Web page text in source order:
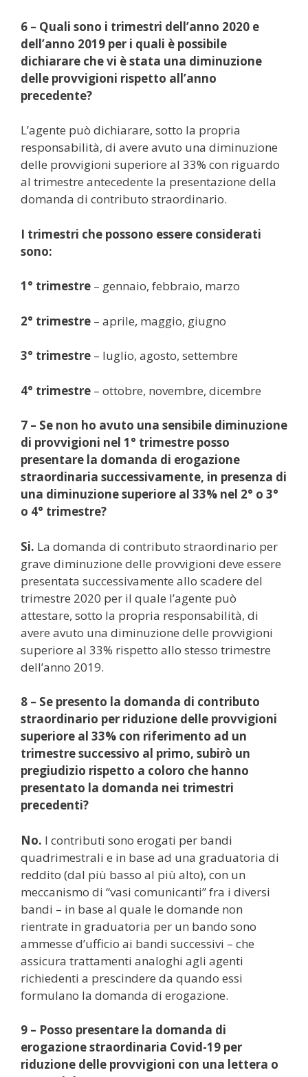
6 – Quali sono i trimestri dell’anno 2020 e
dell’anno 2019 per i quali è possibile
dichiarare che vi è stata una diminuzione
delle provvigioni rispetto all’anno
precedente?
L’agente può dichiarare, sotto la propria
responsabilità, di avere avuto una diminuzione
delle provvigioni superiore al 33% con riguardo
al trimestre antecedente la presentazione della
domanda di contributo straordinario.
I trimestri che possono essere considerati
sono:
1° trimestre – gennaio, febbraio, marzo
2° trimestre – aprile, maggio, giugno
3° trimestre – luglio, agosto, settembre
4° trimestre – ottobre, novembre, dicembre
7 – Se non ho avuto una sensibile diminuzione
di provvigioni nel 1° trimestre posso
presentare la domanda di erogazione
straordinaria successivamente, in presenza di
una diminuzione superiore al 33% nel 2° o 3°
o 4° trimestre?
Si. La domanda di contributo straordinario per
grave diminuzione delle provvigioni deve essere
presentata successivamente allo scadere del
trimestre 2020 per il quale l’agente può
attestare, sotto la propria responsabilità, di
avere avuto una diminuzione delle provvigioni
superiore al 33% rispetto allo stesso trimestre
dell’anno 2019.
8 – Se presento la domanda di contributo
straordinario per riduzione delle provvigioni
superiore al 33% con riferimento ad un
trimestre successivo al primo, subirò un
pregiudizio rispetto a coloro che hanno
presentato la domanda nei trimestri
precedenti?
No. I contributi sono erogati per bandi
quadrimestrali e in base ad una graduatoria di
reddito (dal più basso al più alto), con un
meccanismo di “vasi comunicanti” fra i diversi
bandi – in base al quale le domande non
rientrate in graduatoria per un bando sono
ammesse d’ufficio ai bandi successivi – che
assicura trattamenti analoghi agli agenti
richiedenti a prescindere da quando essi
formulano la domanda di erogazione.
9 – Posso presentare la domanda di
erogazione straordinaria Covid-19 per
riduzione delle provvigioni con una lettera o